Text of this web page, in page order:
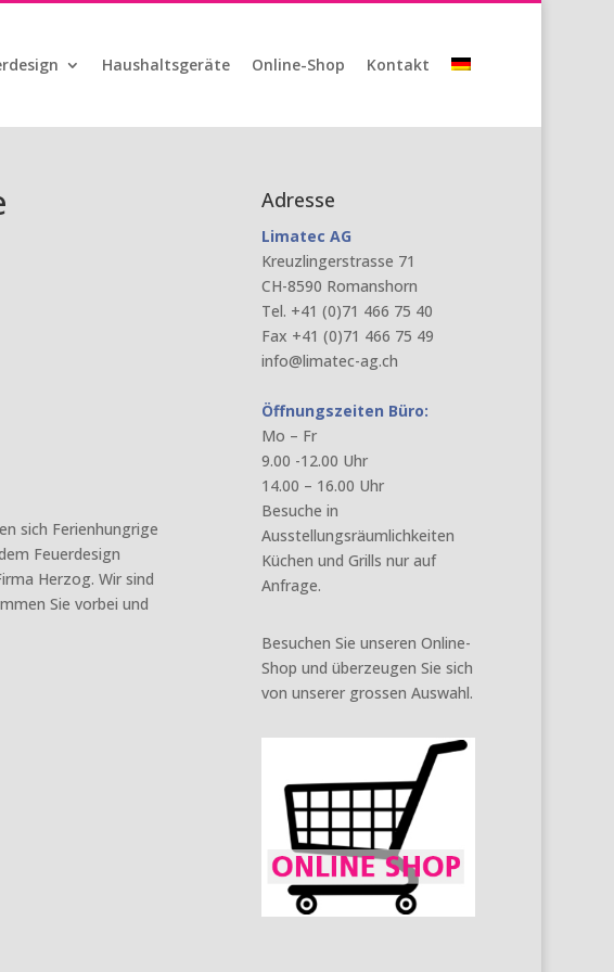
Haushaltsgeräte Online-Shop Kontakt
sich Ferienhungrige
Feuerdesign
Herzog. Wir sind
Sie vorbei und
Adresse
Limatec AG
Kreuzlingerstrasse 71
CH-8590 Romanshorn
Tel. +41 (0)71 466 75 40
Fax +41 (0)71 466 75 49
info@limatec-ag.ch
Öffnungszeiten Büro:
Mo – Fr
9.00 -12.00 Uhr
14.00 – 16.00 Uhr
Besuche in
Ausstellungsräumlichkeiten
Küchen und Grills nur auf
Anfrage.
Besuchen Sie unseren Online-
Shop und überzeugen Sie sich
von unserer grossen Auswahl.